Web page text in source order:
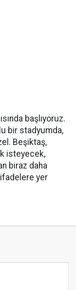
başlıyoruz.
bir stadyumda,
Beşiktaş,
isteyecek,
biraz daha
yer